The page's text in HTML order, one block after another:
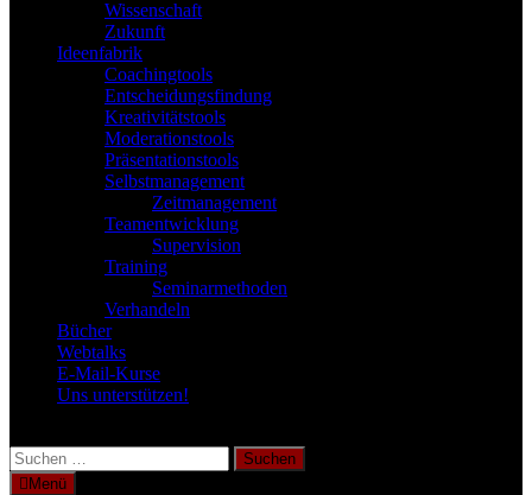
Wissenschaft
Zukunft
Ideenfabrik
Coachingtools
Entscheidungsfindung
Kreativitätstools
Moderationstools
Präsentationstools
Selbstmanagement
Zeitmanagement
Teamentwicklung
Supervision
Training
Seminarmethoden
Verhandeln
Bücher
Webtalks
E-Mail-Kurse
Uns unterstützen!
Suchen
nach:Menü